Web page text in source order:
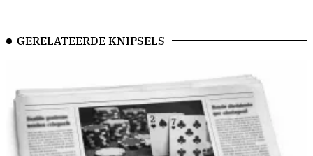
GERELATEERDE KNIPSELS